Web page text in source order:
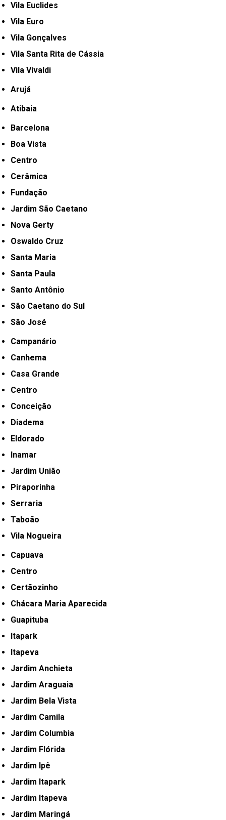
Vila Euclides
Vila Euro
Vila Gonçalves
Vila Santa Rita de Cássia
Vila Vivaldi
Arujá
Atibaia
Barcelona
Boa Vista
Centro
Cerâmica
Fundação
Jardim São Caetano
Nova Gerty
Oswaldo Cruz
Santa Maria
Santa Paula
Santo Antônio
São Caetano do Sul
São José
Campanário
Canhema
Casa Grande
Centro
Conceição
Diadema
Eldorado
Inamar
Jardim União
Piraporinha
Serraria
Taboão
Vila Nogueira
Capuava
Centro
Certãozinho
Chácara Maria Aparecida
Guapituba
Itapark
Itapeva
Jardim Anchieta
Jardim Araguaia
Jardim Bela Vista
Jardim Camila
Jardim Columbia
Jardim Flórida
Jardim Ipê
Jardim Itapark
Jardim Itapeva
Jardim Maringá